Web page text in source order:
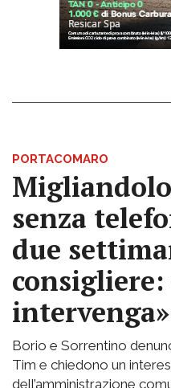
PORTACOMARO
senza
due
intervenga»
Borio e Sorrentino
Tim e chiedono un
dell’amministrazione